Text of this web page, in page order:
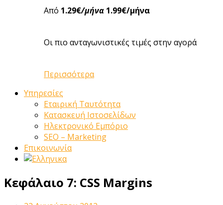
Από 1.29€/μήνα 1.99€/μήνα
Οι πιο ανταγωνιστικές τιμές στην αγορά
Περισσότερα
Υπηρεσίες
Εταιρική Ταυτότητα
Κατασκευή Ιστοσελίδων
Ηλεκτρονικό Εμπόριο
SEO – Marketing
Επικοινωνία
Κεφάλαιο 7: CSS Margins